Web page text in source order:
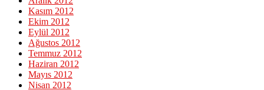
Kasım 2012
Ekim 2012
Eylül 2012
Ağustos 2012
Temmuz 2012
Haziran 2012
Mayıs 2012
Nisan 2012